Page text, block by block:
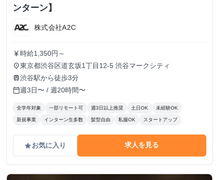
ンターン】
株式会社A2C
currency_yen 時給1,350円～
place東京都渋谷区道玄坂1丁目12-5 渋谷マークシティ
train渋谷駅から徒歩3分
calendar_today週3日〜 / 週20時間〜
全学年対象 一部リモート可 週3日以上推奨 土日OK 未経験OK
新規事業 インターン生多数 髪型自由 私服OK スタートアップ
gradeお気に入り 求人を見る